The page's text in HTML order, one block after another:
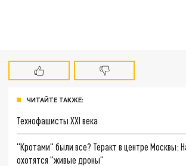
ЧИТАЙТЕ ТАКЖЕ:
Технофашисты XXI века
"Кротами" были все? Теракт в центре Москвы:
охотятся "живые дроны"